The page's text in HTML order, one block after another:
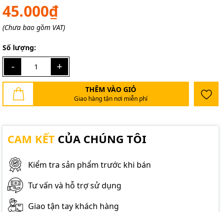
45.000₫
(Chưa bao gồm VAT)
Số lượng:
- +
THÊM VÀO GIỎ
Giao hàng tận nơi miễn phí
CAM KẾT CỦA CHÚNG TÔI
Kiểm tra sản phẩm trước khi bán
Tư vấn và hỗ trợ sử dụng
Giao tận tay khách hàng